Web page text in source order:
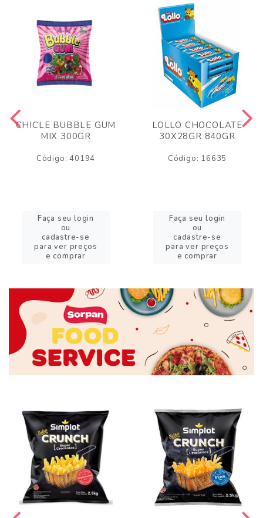
CHICLE BUBBLE GUM
MIX 300GR
Código: 40194
Faça seu login
ou
cadastre-se
para ver preços
e comprar
LOLLO CHOCOLATE
30X28GR 840GR
Código: 16635
Faça seu login
ou
cadastre-se
para ver preços
e comprar